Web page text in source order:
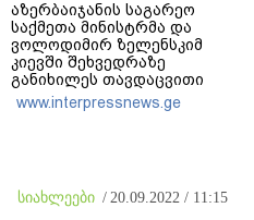
აზერბაიჯანის საგარეო
საქმეთა მინისტრმა და
ვოლოდიმირ ზელენსკიმ
კიევში შეხვედრაზე
განიხილეს თავდაცვითი
თანამშრომლობა, მათ
შორის დრონების,
www.interpressnews.ge
სიახლეები / 20.09.2022 / 11:15